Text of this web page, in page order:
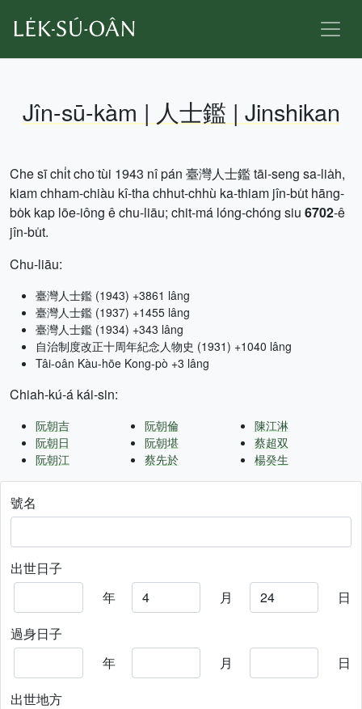
Jîn-sū-kàm | 人士鑑 | Jinshikan
Che sī chi̍t cho͘ tùi 1943 nî pán 臺灣人士鑑 tāi-seng sa-lia̍h,
kiam chham-chiàu kî-tha chhut-chhù ka-thiam jîn-bu̍t hāng-
bo̍k kap lōe-iông ê chu-liāu; chit-má lóng-chóng siu 6702-ê
jîn-bu̍t.
Chu-liāu:
臺灣人士鑑 (1943) +3861 lâng
臺灣人士鑑 (1937) +1455 lâng
臺灣人士鑑 (1934) +343 lâng
自治制度改正十周年紀念人物史 (1931) +1040 lâng
Tâi-oân Kàu-hōe Kong-pò +3 lâng
Chiah-kú-á kái-sin:
阮朝吉
阮朝日
阮朝江
阮朝倫
阮朝堪
蔡先於
陳江淋
蔡超双
楊癸生
號名
出世日子
年
月
日
過身日子
年
月
日
出世地方